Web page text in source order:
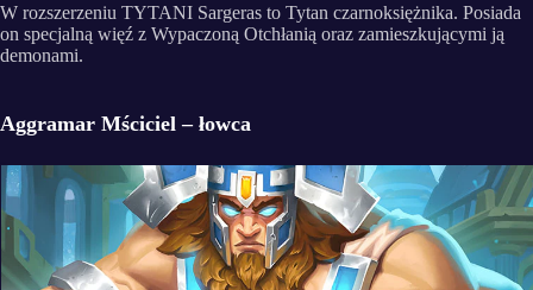
W rozszerzeniu TYTANI Sargeras to Tytan czarnoksiężnika. Posiada
on specjalną więź z Wypaczoną Otchłanią oraz zamieszkującymi ją
demonami.
Aggramar Mściciel – łowca